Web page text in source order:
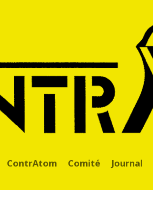
ContrAtom Comité Journal